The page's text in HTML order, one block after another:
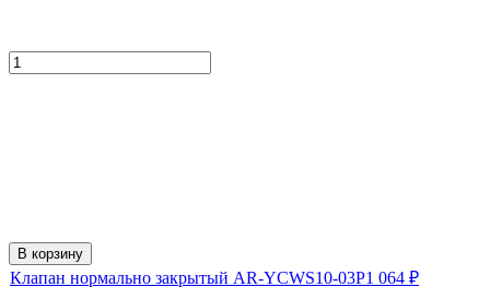
В корзину
Клапан нормально закрытый AR-YCWS10-03P1 064 ₽